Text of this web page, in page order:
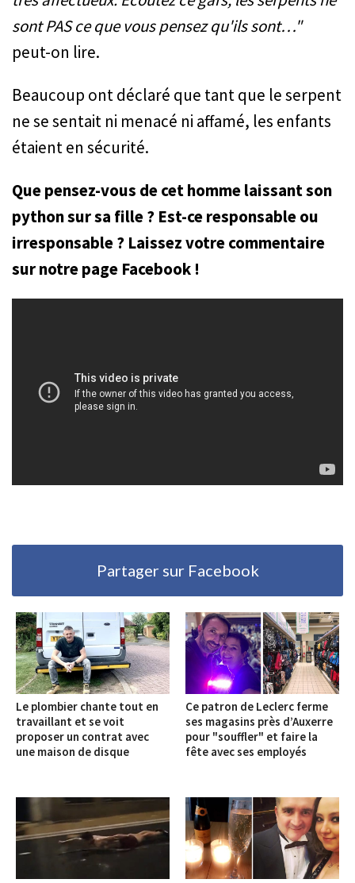
sont PAS ce que vous pensez qu'ils sont…"
peut-on lire.
Beaucoup ont déclaré que tant que le serpent
ne se sentait ni menacé ni affamé, les enfants
étaient en sécurité.
Que pensez-vous de cet homme laissant son
python sur sa fille ? Est-ce responsable ou
irresponsable ? Laissez votre commentaire
sur notre page Facebook !
Partager sur Facebook
Le plombier chante tout en
travaillant et se voit
proposer un contrat avec
une maison de disque
Ce patron de Leclerc ferme
ses magasins près d’Auxerre
pour "souffler" et faire la
fête avec ses employés